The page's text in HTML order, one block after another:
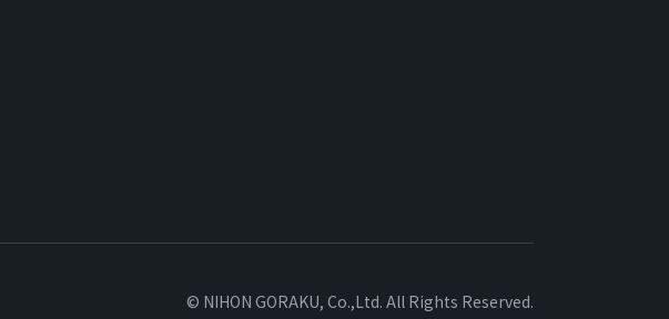
© NIHON GORAKU, Co.,Ltd. All Rights Reserved.